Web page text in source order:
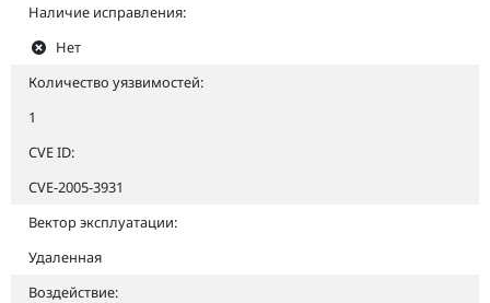
Наличие исправления:
Нет
Количество уязвимостей:
1
CVE ID:
CVE-2005-3931
Вектор эксплуатации:
Удаленная
Воздействие: